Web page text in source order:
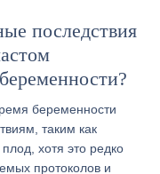
последствия
беременности
таким как
хотя это редко
протоколов и